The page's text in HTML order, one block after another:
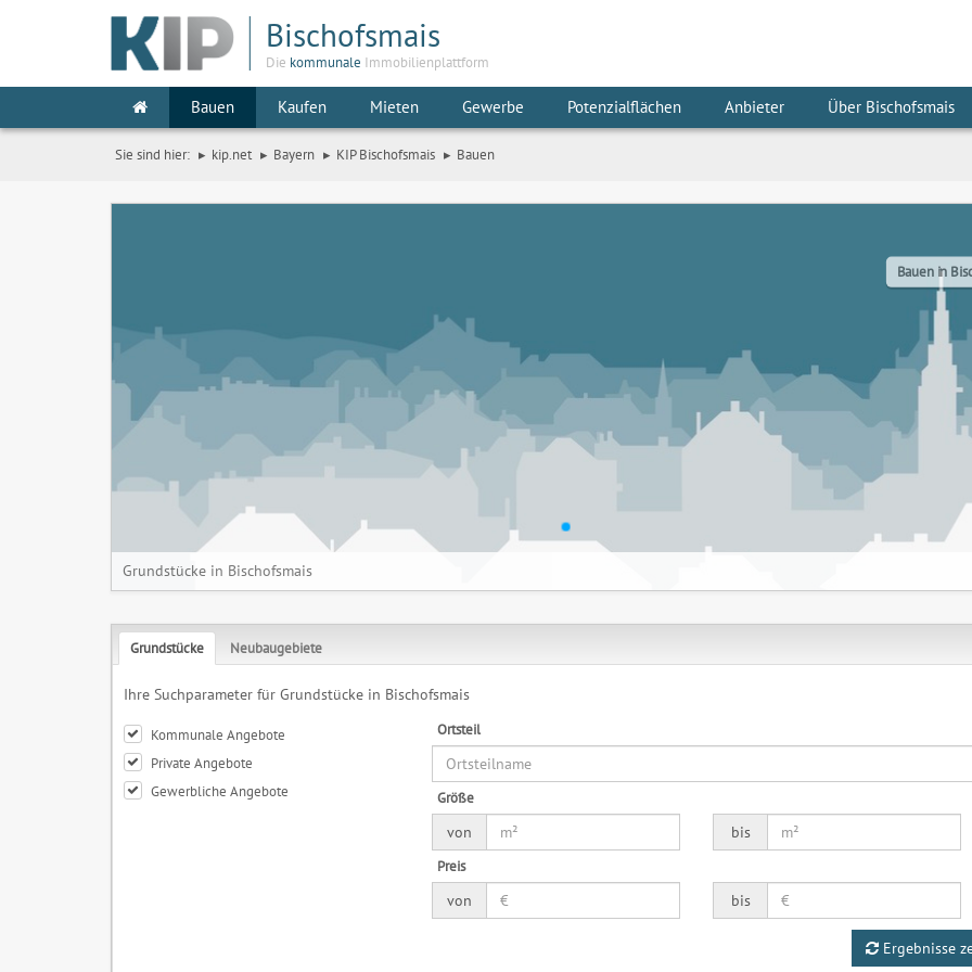
Bischofsmais
Die kommunale Immobilienplattform
Bauen Kaufen Mieten Gewerbe Potenzialflächen Anbieter Über Bischofsmais
Sie sind hier: kip.net Bayern KIP Bischofsmais Bauen
Bauen in
Grundstücke in Bischofsmais
Grundstücke Neubaugebiete
Ihre Suchparameter für Grundstücke in Bischofsmais
Kommunale Angebote
Private Angebote
Gewerbliche Angebote
Ortsteil
Größe
von
bis
Preis
von
bis
Ergebnisse